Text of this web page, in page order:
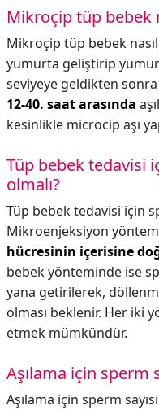
Mikroçip tüp bebek
Mikroçip tüp bebek nasıl
yumurta geliştirip
seviyeye geldikten sonra
12-40. saat arasında
kesinlikle microcip aşı
Tüp bebek tedavisi
olmalı?
Tüp bebek tedavisi için
Mikroenjeksiyon
hücresinin içerisine
bebek yönteminde ise
yana getirilerek,
olması beklenir. Her iki
etmek mümkündür.
Aşılama için sperm
Aşılama için sperm